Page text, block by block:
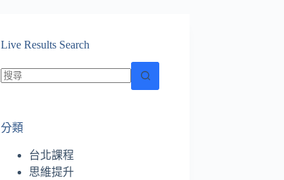
Live Results Search
到
分類
台北課程
思維提升